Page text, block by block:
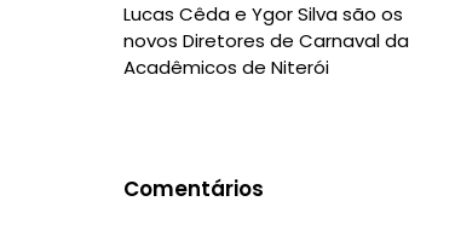
Lucas Cêda e Ygor Silva são os
novos Diretores de Carnaval da
Acadêmicos de Niterói
Comentários